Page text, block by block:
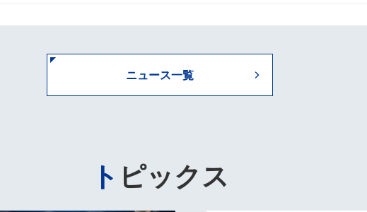
ニュース一覧
トピックス